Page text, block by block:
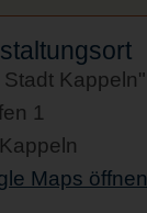
Stadt Kappeln"
1
Maps öffnen